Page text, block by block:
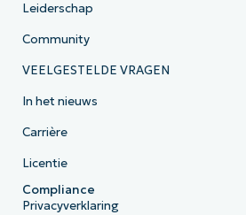
Leiderschap
Community
VEELGESTELDE VRAGEN
In het nieuws
Carrière
Licentie
Compliance
Privacyverklaring